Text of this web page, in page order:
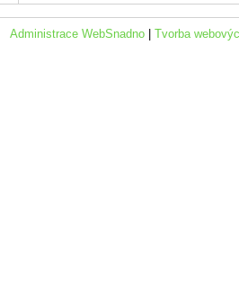
Administrace WebSnadno Tvorba